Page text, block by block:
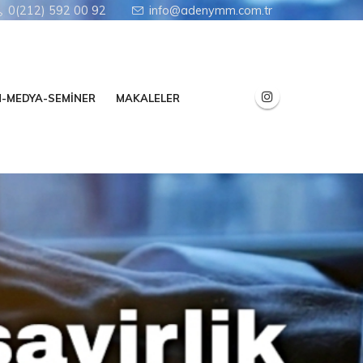
0(212) 592 00 92 info@adenymm.com.tr
MEDYA-SEMİNER MAKALELER
Kararlar.